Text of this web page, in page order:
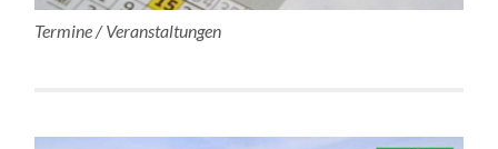
Termine / Veranstaltungen